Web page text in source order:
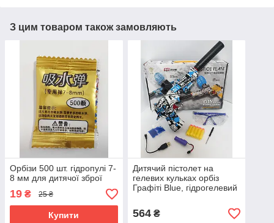
З цим товаром також замовляють
Орбізи 500 шт. гідропулі 7-
8 мм для дитячої зброї
19 ₴ 25 ₴
Купити
Дитячий пістолет на
гелевих кульках орбіз
Графіті Blue, гідрогелевий
564₴